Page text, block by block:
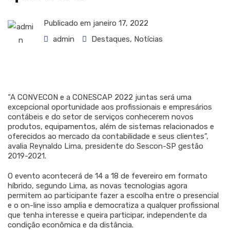
Publicado em janeiro 17, 2022
admin
Destaques, Notícias
“A CONVECON e a CONESCAP 2022 juntas será uma
excepcional oportunidade aos profissionais e empresários
contábeis e do setor de serviços conhecerem novos
produtos, equipamentos, além de sistemas relacionados e
oferecidos ao mercado da contabilidade e seus clientes”,
avalia Reynaldo Lima, presidente do Sescon-SP gestão
2019-2021.
O evento acontecerá de 14 a 18 de fevereiro em formato
híbrido, segundo Lima, as novas tecnologias agora
permitem ao participante fazer a escolha entre o presencial
e o on-line isso amplia e democratiza a qualquer profissional
que tenha interesse e queira participar, independente da
condição econômica e da distância.